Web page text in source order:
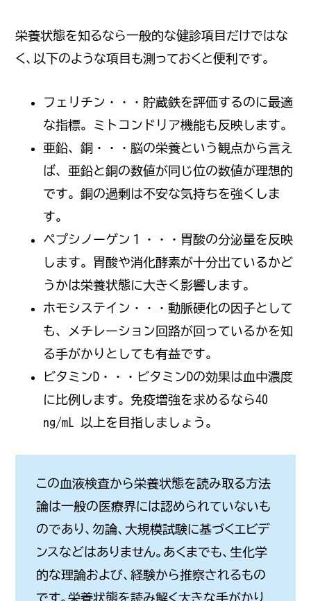
栄養状態を知るなら一般的な健診項目だけではな
く、以下のような項目も測っておくと便利です。
フェリチン・・・貯蔵鉄を評価するのに最適
な指標。ミトコンドリア機能も反映します。
亜鉛、銅・・・脳の栄養という観点から言え
ば、亜鉛と銅の数値が同じ位の数値が理想的
です。銅の過剰は不安な気持ちを強くしま
す。
ペプシノーゲン１・・・胃酸の分泌量を反映
します。胃酸や消化酵素が十分出ているかど
うかは栄養状態に大きく影響します。
ホモシステイン・・・動脈硬化の因子として
も、メチレーション回路が回っているかを知
る手がかりとしても有益です。
ビタミンD・・・ビタミンDの効果は血中濃度
に比例します。免疫増強を求めるなら40
ng/mL 以上を目指しましょう。
この血液検査から栄養状態を読み取る方法
論は一般の医療界には認められていないも
のであり、勿論、大規模試験に基づくエビデ
ンスなどはありません。あくまでも、生化学
的な理論および、経験から推察されるもの
です。栄養状態を読み解く大きな手がかり